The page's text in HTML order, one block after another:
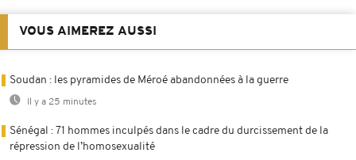
VOUS AIMEREZ AUSSI
Soudan : les pyramides de Méroé abandonnées à la guerre
Il y a 25 minutes
Sénégal : 71 hommes inculpés dans le cadre du durcissement de la
répression de l’homosexualité